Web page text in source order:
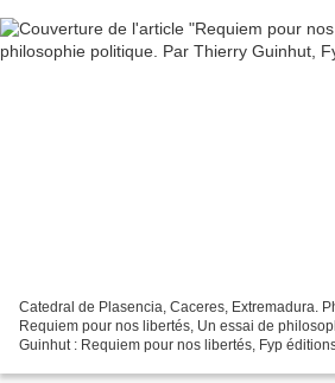
Catedral de Plasencia, Caceres, Extremadura.
Requiem pour nos libertés, Un essai de
Guinhut : Requiem pour nos libertés, Fyp